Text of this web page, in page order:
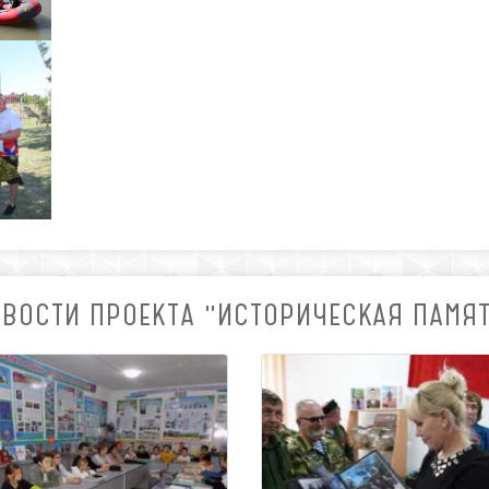
ПРОЕКТА "ИСТОРИЧЕСКАЯ